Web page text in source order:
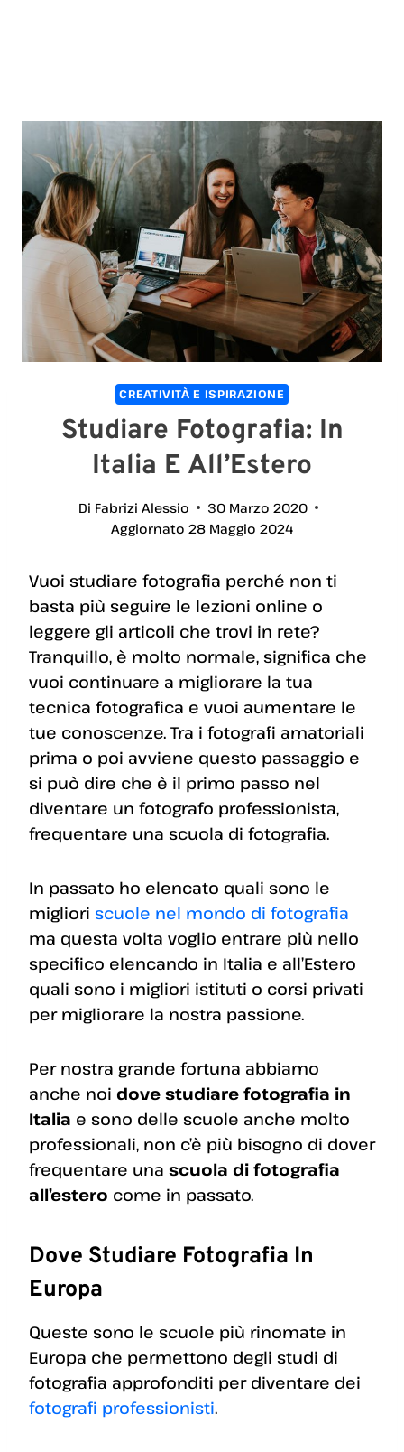
CREATIVITÀ E ISPIRAZIONE
Studiare Fotografia: In
Italia E All’Estero
Di Fabrizi Alessio
30 Marzo 2020
Aggiornato 28 Maggio 2024
Vuoi studiare fotografia perché non ti
basta più seguire le lezioni online o
leggere gli articoli che trovi in rete?
Tranquillo, è molto normale, significa che
vuoi continuare a migliorare la tua
tecnica fotografica e vuoi aumentare le
tue conoscenze. Tra i fotografi amatoriali
prima o poi avviene questo passaggio e
si può dire che è il primo passo nel
diventare un fotografo professionista,
frequentare una scuola di fotografia.
In passato ho elencato quali sono le
migliori scuole nel mondo di fotografia
ma questa volta voglio entrare più nello
specifico elencando in Italia e all’Estero
quali sono i migliori istituti o corsi privati
per migliorare la nostra passione.
Per nostra grande fortuna abbiamo
anche noi dove studiare fotografia in
Italia e sono delle scuole anche molto
professionali, non c’è più bisogno di dover
frequentare una scuola di fotografia
all’estero come in passato.
Dove Studiare Fotografia In
Europa
Queste sono le scuole più rinomate in
Europa che permettono degli studi di
fotografia approfonditi per diventare dei
fotografi professionisti.